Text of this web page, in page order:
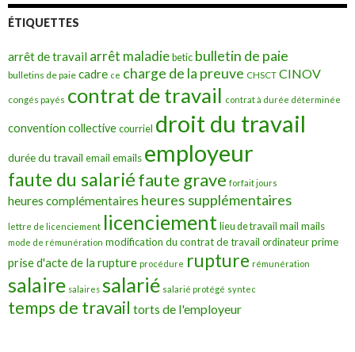
ÉTIQUETTES
arrêt de travail arrêt maladie betic bulletin de paie
bulletins de paie cadre ce charge de la preuve CHSCT CINOV
congés payés contrat de travail contrat à durée déterminée
convention collective courriel droit du travail
durée du travail email emails employeur
faute du salariéfaute grave forfait jours
heures complémentaires heures supplémentaires
lettre de licenciement licenciement lieu de travail mail mails
mode de rémunération modification du contrat de travail ordinateur prime
prise d'acte de la rupture procédure rupture rémunération
salaire salaires salarié salarié protégé syntec
temps de travail torts de l'employeur